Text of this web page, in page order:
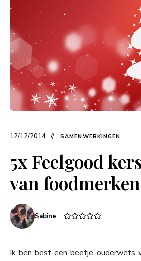
12/12/2014 SAMENWERKINGEN
5x Feelgood
van foodmerken
Sabine
Ik ben best een beetje ouderwets